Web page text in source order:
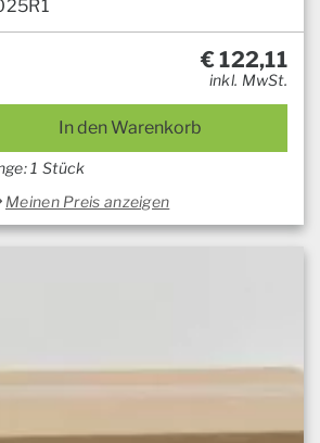
€122,11
inkl. MwSt.
In den Warenkorb
1 Stück
Meinen Preis anzeigen